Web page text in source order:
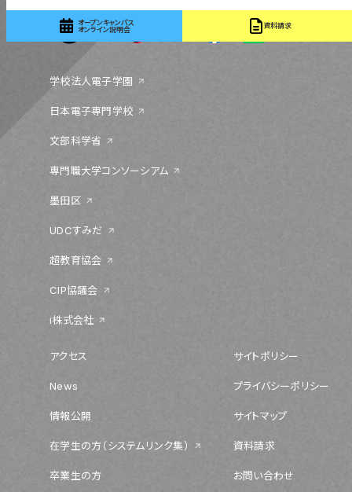
オープンキャンパス
オンライン説明会
資料請求
学校法人電子学園
日本電子専門学校
文部科学省
専門職大学コンソーシアム
墨田区
UDCすみだ
超教育協会
CIP協議会
i株式会社
アクセス
News
情報公開
在学生の方（システムリンク集）
卒業生の方
サイトポリシー
プライバシーポリシー
サイトマップ
資料請求
お問い合わせ